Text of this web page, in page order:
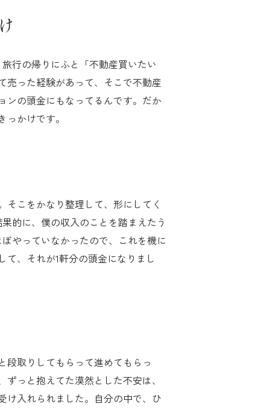
行の帰りにふと「不動産買いたい
売った経験があって、そこで不動産
ンの頭金にもなってるんです。だか
かけです。
こをかなり整理して、形にしてく
的に、僕の収入のことを踏まえたう
やっていなかったので、これを機に
、それが1軒分の頭金になりまし
取りしてもらって進めてもらっ
っと抱えてた漠然とした不安は、
け入れられました。自分の中で、ひ